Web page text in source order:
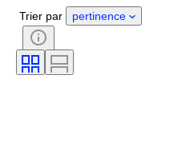
Genre
État
Couleur
Motif
Taille de l’article
Trier par pertinence